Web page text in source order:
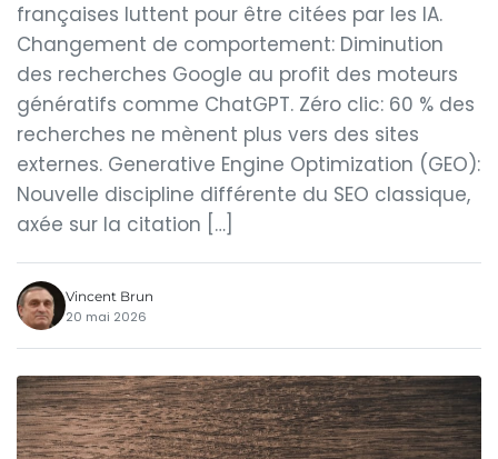
françaises luttent pour être citées par les IA.
Changement de comportement: Diminution
des recherches Google au profit des moteurs
génératifs comme ChatGPT. Zéro clic: 60 % des
recherches ne mènent plus vers des sites
externes. Generative Engine Optimization (GEO):
Nouvelle discipline différente du SEO classique,
axée sur la citation […]
Vincent Brun
20 mai 2026